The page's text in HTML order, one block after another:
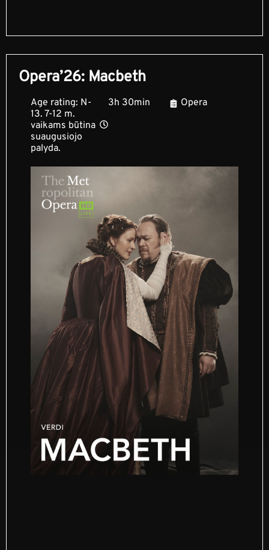
Opera’26: Macbeth
Age rating: N-
13. 7-12 m.
vaikams būtina
suaugusiojo
palyda.
3h 30min Opera